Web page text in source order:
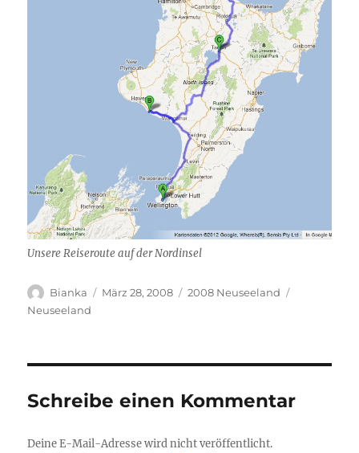
Unsere Reiseroute auf der Nordinsel
Autor
Bianka
Veröffentlicht
März 28, 2008 Kategorien
2008 Neuseeland
Neuseeland
Schreibe einen Kommentar
Deine E-Mail-Adresse wird nicht veröffentlicht.